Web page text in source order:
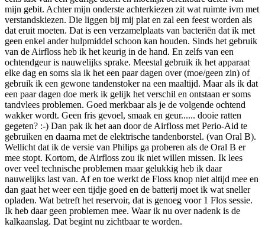
mijn gebit. Achter mijn onderste achterkiezen zit wat ruimte ivm met
verstandskiezen. Die liggen bij mij plat en zal een feest worden als
dat eruit moeten. Dat is een verzamelplaats van bacteriën dat ik met
geen enkel ander hulpmiddel schoon kan houden. Sinds het gebruik
van de Airfloss heb ik het keurig in de hand. En zelfs van een
ochtendgeur is nauwelijks sprake. Meestal gebruik ik het apparaat
elke dag en soms sla ik het een paar dagen over (moe/geen zin) of
gebruik ik een gewone tandenstoker na een maaltijd. Maar als ik dat
een paar dagen doe merk ik gelijk het verschil en ontstaan er soms
tandvlees problemen. Goed merkbaar als je de volgende ochtend
wakker wordt. Geen fris gevoel, smaak en geur...... dooie ratten
gegeten? :-) Dan pak ik het aan door de Airfloss met Perio-Aid te
gebruiken en daarna met de elektrische tandenborstel. (van Oral B).
Wellicht dat ik de versie van Philips ga proberen als de Oral B er
mee stopt. Kortom, de Airfloss zou ik niet willen missen. Ik lees
over veel technische problemen maar gelukkig heb ik daar
nauwelijks last van. Af en toe werkt de Floss knop niet altijd mee en
dan gaat het weer een tijdje goed en de batterij moet ik wat sneller
opladen. Wat betreft het reservoir, dat is genoeg voor 1 Flos sessie.
Ik heb daar geen problemen mee. Waar ik nu over nadenk is de
kalkaanslag. Dat begint nu zichtbaar te worden.